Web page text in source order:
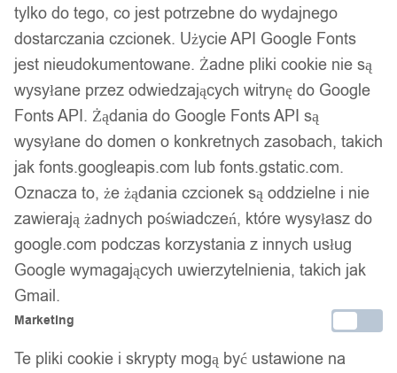
Złoty zestaw pierścionków retro punk boho 77
11,99zł
Opis produktu
Naszyjnik z Wisiorkiem Żółwiem
tylko do tego, co jest potrzebne do wydajnego
dostarczania czcionek. Użycie API Google Fonts
jest nieudokumentowane. Żadne pliki cookie nie są
wysyłane przez odwiedzających witrynę do Google
Fonts API. Żądania do Google Fonts API są
wysyłane do domen o konkretnych zasobach, takich
jak fonts.googleapis.com lub fonts.gstatic.com.
Oznacza to, że żądania czcionek są oddzielne i nie
zawierają żadnych poświadczeń, które wysyłasz do
google.com podczas korzystania z innych usług
Google wymagających uwierzytelnienia, takich jak
Gmail.
Marketing
Te pliki cookie i skrypty mogą być ustawione na